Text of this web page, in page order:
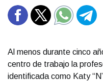
Al menos durante cinco
centro de trabajo la
identificada como Katy